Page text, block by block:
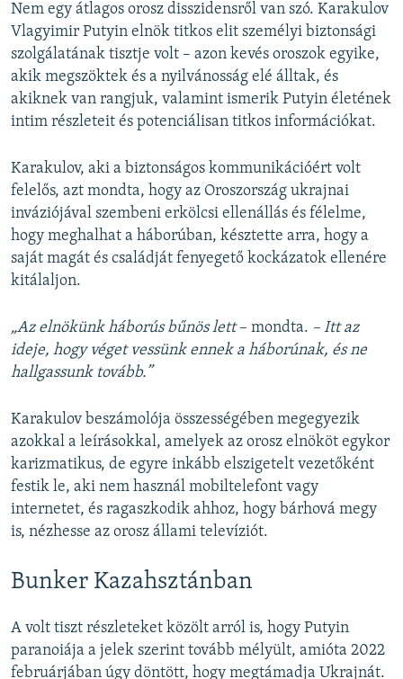
Nem egy átlagos orosz disszidensről van szó. Karakulov
Vlagyimir Putyin elnök titkos elit személyi biztonsági
szolgálatának tisztje volt – azon kevés oroszok egyike,
akik megszöktek és a nyilvánosság elé álltak, és
akiknek van rangjuk, valamint ismerik Putyin életének
intim részleteit és potenciálisan titkos információkat.
Karakulov, aki a biztonságos kommunikációért volt
felelős, azt mondta, hogy az Oroszország ukrajnai
inváziójával szembeni erkölcsi ellenállás és félelme,
hogy meghalhat a háborúban, késztette arra, hogy a
saját magát és családját fenyegető kockázatok ellenére
kitálaljon.
„Az elnökünk háborús bűnös lett– mondta. – Itt az
ideje, hogy véget vessünk ennek a háborúnak, és ne
hallgassunk tovább.”
Karakulov beszámolója összességében megegyezik
azokkal a leírásokkal, amelyek az orosz elnököt egykor
karizmatikus, de egyre inkább elszigetelt vezetőként
festik le, aki nem használ mobiltelefont vagy
internetet, és ragaszkodik ahhoz, hogy bárhová megy
is, nézhesse az orosz állami televíziót.
Bunker Kazahsztánban
A volt tiszt részleteket közölt arról is, hogy Putyin
paranoiája a jelek szerint tovább mélyült, amióta 2022
februárjában úgy döntött, hogy megtámadja Ukrajnát.